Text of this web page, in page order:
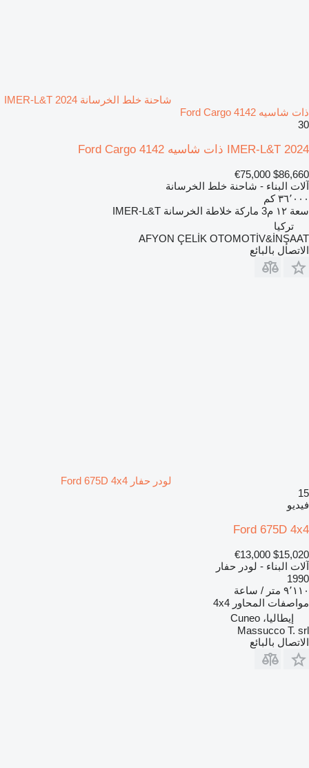
شاحنة خلط الخرسانة IMER-L&T 2024
ذات شاسيه Ford Cargo 4142
30
IMER-L&T 2024 ذات شاسيه Ford Cargo 4142
$86,660
€75,000
آلات البناء - شاحنة خلط الخرسانة
٣٦٬٠٠٠ كم
سعة ١٢ م3 ماركة خلاطة الخرسانة IMER-L&T
تركيا
AFYON ÇELİK OTOMOTİV&İNŞAAT
الاتصال بالبائع
لودر حفار Ford 675D 4x4
15
فيديو
Ford 675D 4x4
$15,020
€13,000
آلات البناء - لودر حفار
1990
٩٬١١٠ متر / ساعة
مواصفات المحاور 4x4
إيطاليا، Cuneo
Massucco T. srl
الاتصال بالبائع